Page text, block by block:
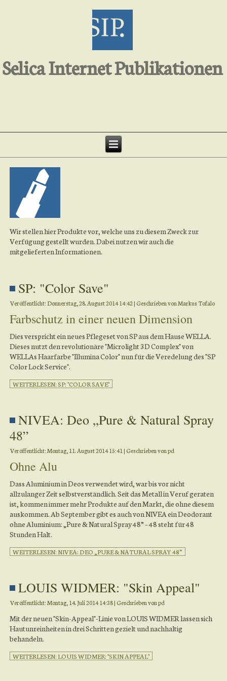
Selica Internet Publikationen
Wir stellen hier Produkte vor, welche uns zu diesem Zweck zur
Verfügung gestellt wurden. Dabei nutzen wir auch die
mitgelieferten Informationen.
SP: "Color Save"
Veröffentlicht: Donnerstag, 28. August 2014 14:42| Geschrieben von Markus Tofalo
Farbschutz in einer neuen Dimension
Dies verspricht ein neues Pflegeset von SP aus dem Hause WELLA.
Dieses nutzt den revolutionäre "Microlight 3D Complex" von
WELLAs Haarfarbe "Illumina Color" nun für die Veredelung des "SP
Color Lock Service".
WEITERLESEN: SP: "COLOR SAVE"
NIVEA: Deo „Pure & Natural Spray
48”
Veröffentlicht: Montag, 11. August 2014 15:41| Geschrieben von pd
Ohne Alu
Dass Aluminium in Deos verwendet wird, war bis vor nicht
allzulanger Zeit selbstverständlich. Seit das Metall in Veruf geraten
ist, kommen immer mehr Produkte auf den Markt, die ohne diesem
auskommen. Ab September gibt es auch von NIVEA ein Deodorant
ohne Aluminium: „Pure & Natural Spray 48” – 48 steht für 48
Stunden Halt.
WEITERLESEN: NIVEA: DEO „PURE & NATURAL SPRAY 48”
LOUIS WIDMER: "Skin Appeal"
Veröffentlicht: Montag, 14. Juli 2014 14:38| Geschrieben von pd
Mit der neuen "Skin-Appeal"-Linie von LOUIS WIDMER lassen sich
Hautunreinheiten in drei Schritten gezielt und nachhaltig
behandeln.
WEITERLESEN: LOUIS WIDMER: "SKIN APPEAL"